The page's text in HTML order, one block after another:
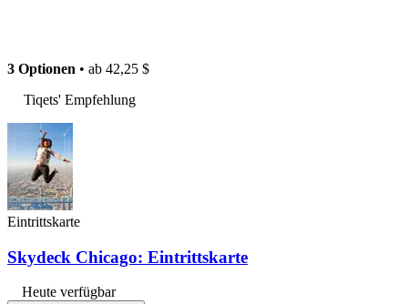
3 Optionen • ab 42,25 $
Tiqets' Empfehlung
Eintrittskarte
Skydeck Chicago: Eintrittskarte
Heute verfügbar